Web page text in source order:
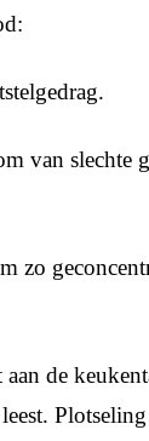
van slechte
zo
de